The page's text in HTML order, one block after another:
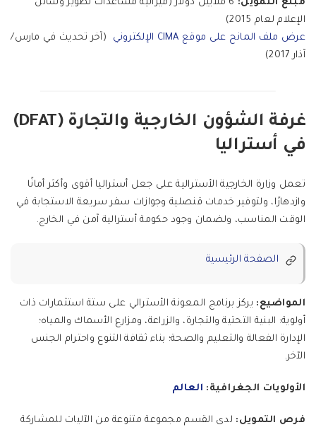
مبلغ التمويل:
6 ملايين دولار (ميزانية مساعدات تطوير وسائل
الإعلام لعام 2015)
عرض ملف المانح على موقع CIMA الإلكتروني
(آخر تحديث في مارس/
آذار 2017)
غرفة الشؤون الخارجية والتجارة (DFAT)
في أستراليا
تعمل وزارة الخارجية الأسترالية على جعل أستراليا أقوى وأكثر أمانًا
وازدهارًا، ولتوفير خدمات قنصلية وجوازات سفر سريعة الاستجابة في
الوقت المناسب، ولضمان وجود حكومة أسترالية آمن في الخارج.
الصفحة الرئيسية
المواضيع: يركز برنامج المعونة الأسترالي على ستة استثمارات ذات
أولوية: البنية التحتية والتجارة، والزراعة، ومزارع الأسماك والمياه؛
الإدارة الفعالة والتعليم والصحة؛ بناء ثقافة التنوع واحترام الجنس
الآخر.
الأولويات الجغرافية: العالم
فرص التمويل: لدى القسم مجموعة متنوعة من الآليات للمشاركة